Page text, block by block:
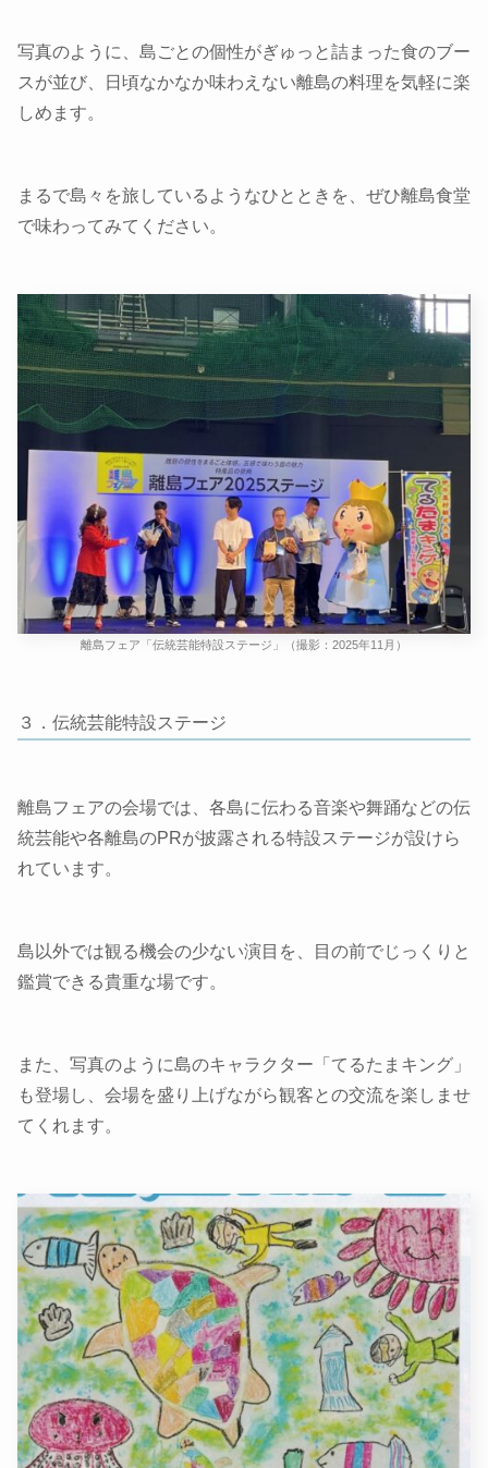
写真のように、島ごとの個性がぎゅっと詰まった食のブー
スが並び、日頃なかなか味わえない離島の料理を気軽に楽
しめます。
まるで島々を旅しているようなひとときを、ぜひ離島食堂
で味わってみてください。
離島フェア「伝統芸能特設ステージ」（撮影：2025年11月）
３．伝統芸能特設ステージ
離島フェアの会場では、各島に伝わる音楽や舞踊などの伝
統芸能や各離島のPRが披露される特設ステージが設けら
れています。
島以外では観る機会の少ない演目を、目の前でじっくりと
鑑賞できる貴重な場です。
また、写真のように島のキャラクター「てるたまキング」
も登場し、会場を盛り上げながら観客との交流を楽しませ
てくれます。